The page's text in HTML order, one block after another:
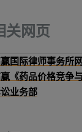
关网页
国际律师事务所
《药品价格竞争
业务部